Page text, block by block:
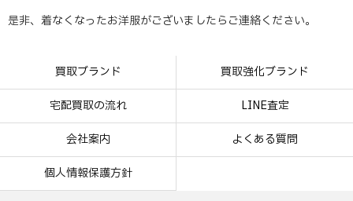
是非、着なくなったお洋服がございましたらご連絡ください。
買取ブランド 買取強化ブランド
宅配買取の流れ LINE査定
会社案内 よくある質問
個人情報保護方針